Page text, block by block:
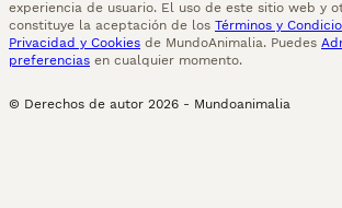
experiencia de usuario. El uso de este sitio web y
constituye la aceptación de los Términos y
Privacidad y Cookies de MundoAnimalia. Puedes
preferencias en cualquier momento.
© Derechos de autor 2026 - Mundoanimalia